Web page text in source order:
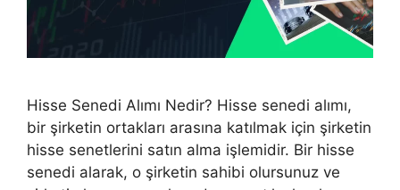
Hisse Senedi Alımı Nedir? Hisse senedi alımı,
bir şirketin ortakları arasına katılmak için şirketin
hisse senetlerini satın alma işlemidir. Bir hisse
senedi alarak, o şirketin sahibi olursunuz ve